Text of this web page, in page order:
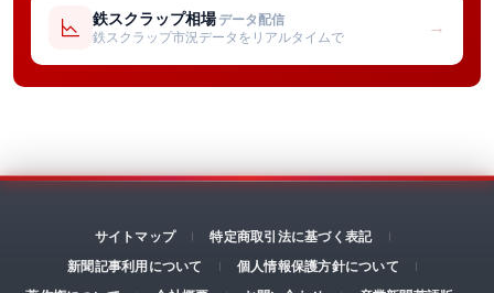
鉄スクラップ相場 データ配信
鉄スクラップ市況データをリアルタイムで
→
サイトマップ
特定商取引法に基づく表記
新聞記事利用について
個人情報保護方針について